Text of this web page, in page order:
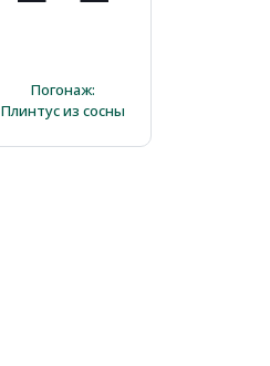
Погонаж:
Плинтус из сосны